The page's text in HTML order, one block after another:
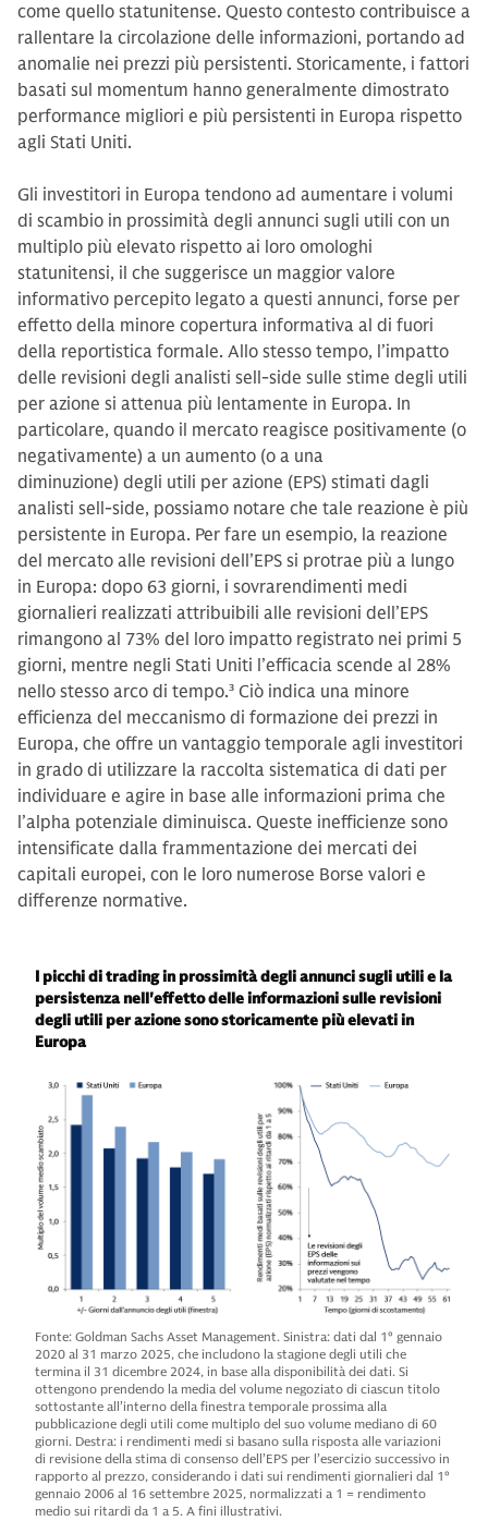
come quello statunitense. Questo contesto contribuisce a
rallentare la circolazione delle informazioni, portando ad
anomalie nei prezzi più persistenti. Storicamente, i fattori
basati sul momentum hanno generalmente dimostrato
performance migliori e più persistenti in Europa rispetto
agli Stati Uniti.
Gli investitori in Europa tendono ad aumentare i volumi
di scambio in prossimità degli annunci sugli utili con un
multiplo più elevato rispetto ai loro omologhi
statunitensi, il che suggerisce un maggior valore
informativo percepito legato a questi annunci, forse per
effetto della minore copertura informativa al di fuori
della reportistica formale. Allo stesso tempo, l’impatto
delle revisioni degli analisti sell-side sulle stime degli utili
per azione si attenua più lentamente in Europa. In
particolare, quando il mercato reagisce positivamente (o
negativamente) a un aumento (o a una
diminuzione) degli utili per azione (EPS) stimati dagli
analisti sell-side, possiamo notare che tale reazione è più
persistente in Europa. Per fare un esempio, la reazione
del mercato alle revisioni dell’EPS si protrae più a lungo
in Europa: dopo 63 giorni, i sovrarendimenti medi
giornalieri realizzati attribuibili alle revisioni dell’EPS
rimangono al 73% del loro impatto registrato nei primi 5
giorni, mentre negli Stati Uniti l’efficacia scende al 28%
nello stesso arco di tempo.3 Ciò indica una minore
efficienza del meccanismo di formazione dei prezzi in
Europa, che offre un vantaggio temporale agli investitori
in grado di utilizzare la raccolta sistematica di dati per
individuare e agire in base alle informazioni prima che
l’alpha potenziale diminuisca. Queste inefficienze sono
intensificate dalla frammentazione dei mercati dei
capitali europei, con le loro numerose Borse valori e
differenze normative.
I picchi di trading in prossimità degli annunci sugli utili e la
persistenza nell'effetto delle informazioni sulle revisioni
degli utili per azione sono storicamente più elevati in
Europa
Fonte: Goldman Sachs Asset Management. Sinistra: dati dal 1° gennaio
2020 al 31 marzo 2025, che includono la stagione degli utili che
termina il 31 dicembre 2024, in base alla disponibilità dei dati. Si
ottengono prendendo la media del volume negoziato di ciascun titolo
sottostante all’interno della finestra temporale prossima alla
pubblicazione degli utili come multiplo del suo volume mediano di 60
giorni. Destra: i rendimenti medi si basano sulla risposta alle variazioni
di revisione della stima di consenso dell’EPS per l’esercizio successivo in
rapporto al prezzo, considerando i dati sui rendimenti giornalieri dal 1°
gennaio 2006 al 16 settembre 2025, normalizzati a 1 = rendimento
medio sui ritardi da 1 a 5. A fini illustrativi.